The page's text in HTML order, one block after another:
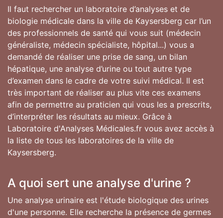
Il faut rechercher un laboratoire d’analyses et de
biologie médicale dans la ville de Kaysersberg car l’un
des professionnels de santé qui vous suit (médecin
généraliste, médecin spécialiste, hôpital...) vous a
demandé de réaliser une prise de sang, un bilan
hépatique, une analyse d’urine ou tout autre type
d’examen dans le cadre de votre suivi médical. Il est
très important de réaliser au plus vite ces examens
afin de permettre au praticien qui vous les a prescrits,
d’interpréter les résultats au mieux. Grâce à
Laboratoire d'Analyses Médicales.fr vous avez accès à
la liste de tous les laboratoires de la ville de
Kaysersberg.
A quoi sert une analyse d'urine ?
Une analyse urinaire est l'étude biologique des urines
d'une personne. Elle recherche la présence de germes